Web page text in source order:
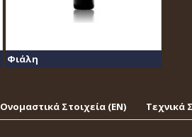
Φιάλη
Ονομαστικά Στοιχεία (EΝ) Τεχνικά